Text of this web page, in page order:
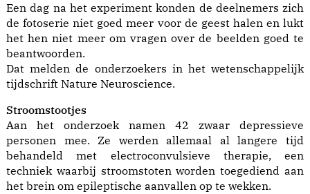
Een dag na het experiment konden de deelnemers zich
de fotoserie niet goed meer voor de geest halen en lukt
het hen niet meer om vragen over de beelden goed te
beantwoorden.
Dat melden de onderzoekers in het wetenschappelijk
tijdschrift Nature Neuroscience.
Stroomstootjes
Aan het onderzoek namen 42 zwaar depressieve
personen mee. Ze werden allemaal al langere tijd
behandeld met electroconvulsieve therapie, een
techniek waarbij stroomstoten worden toegediend aan
het brein om epileptische aanvallen op te wekken.